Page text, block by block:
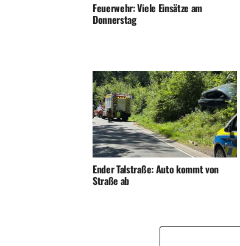
Feuerwehr: Viele Einsätze am
Donnerstag
Ender Talstraße: Auto kommt von
Straße ab